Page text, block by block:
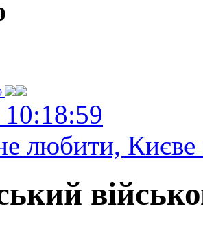
любити, Києве